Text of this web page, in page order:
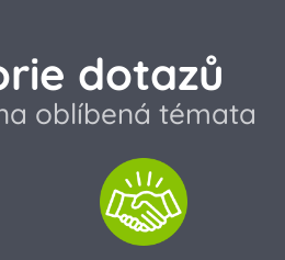
dotazů
oblíbená témata